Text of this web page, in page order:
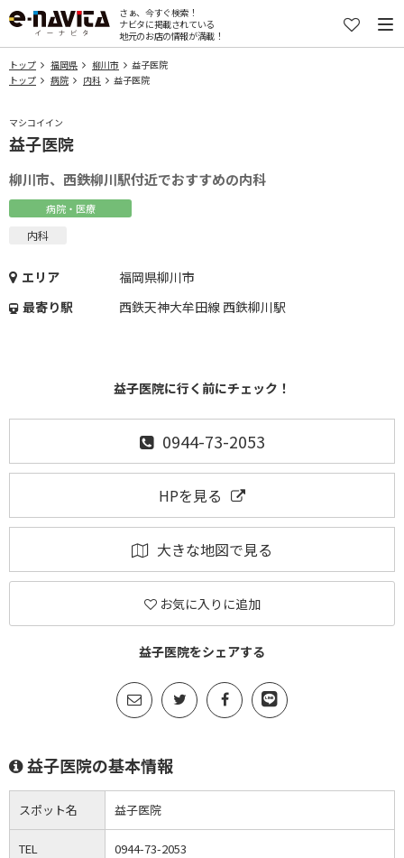
さぁ、今すぐ検索！
ナビタに掲載されている
地元のお店の情報が満載！
トップ 福岡県 柳川市
益子医院
トップ
病院 内科 益子医院
マシコイイン
益子医院
柳川市、西鉄柳川駅付近でおすすめの内科
病院・医療
内科
エリア
福岡県柳川市
最寄り駅
西鉄天神大牟田線 西鉄柳川駅
益子医院に行く前にチェック！
0944-73-2053
HPを見る
大きな地図で見る
お気に入りに追加
益子医院をシェアする
益子医院の基本情報
スポット名 益子医院
TEL 0944-73-2053